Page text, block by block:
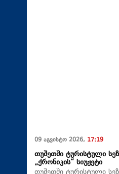
09 აგვისტო 2026, 17:19
თუშეთში ტურისტული
„ქრონიკის“ სიუჟეტი